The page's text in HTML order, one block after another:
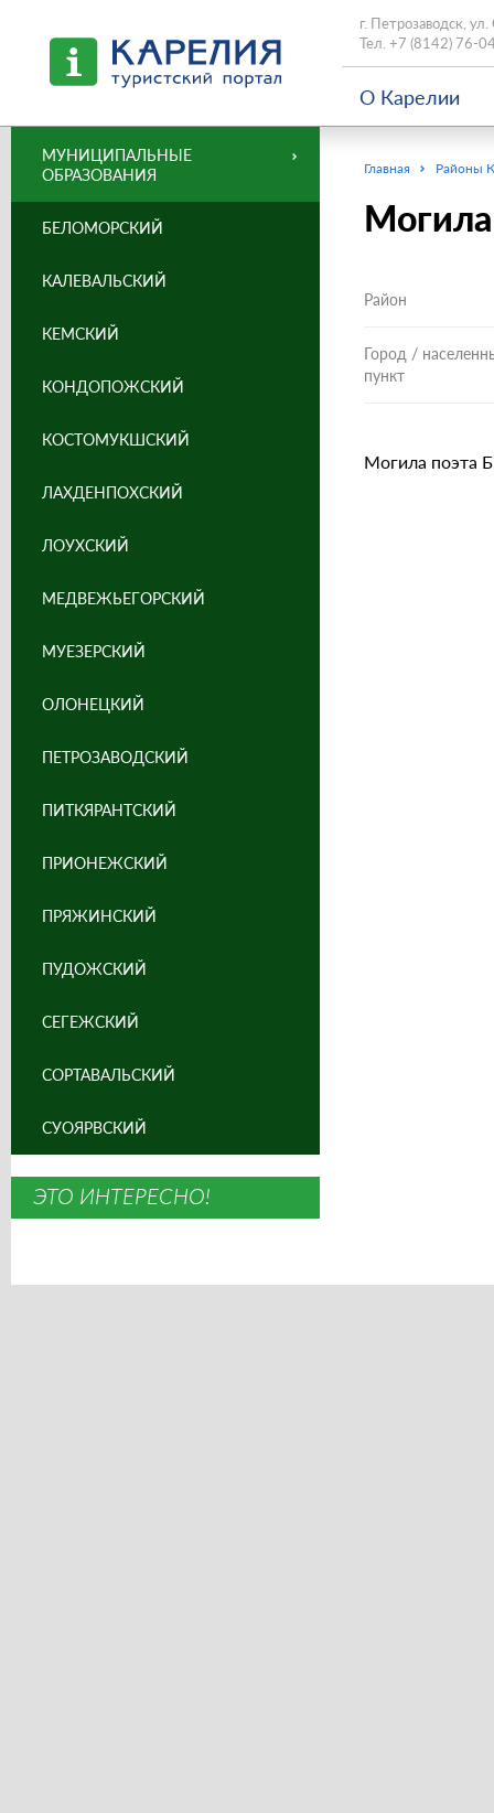
г. Петрозаводск,
Тел. +7 (8142) 76-
О Карелии
Главная Районы
Район
Город /
пункт
Могила поэта
МУНИЦИПАЛЬНЫЕ
ОБРАЗОВАНИЯ
БЕЛОМОРСКИЙ
КАЛЕВАЛЬСКИЙ
КЕМСКИЙ
КОНДОПОЖСКИЙ
КОСТОМУКШСКИЙ
ЛАХДЕНПОХСКИЙ
ЛОУХСКИЙ
МЕДВЕЖЬЕГОРСКИЙ
МУЕЗЕРСКИЙ
ОЛОНЕЦКИЙ
ПЕТРОЗАВОДСКИЙ
ПИТКЯРАНТСКИЙ
ПРИОНЕЖСКИЙ
ПРЯЖИНСКИЙ
ПУДОЖСКИЙ
СЕГЕЖСКИЙ
СОРТАВАЛЬСКИЙ
СУОЯРВСКИЙ
ЭТО ИНТЕРЕСНО!